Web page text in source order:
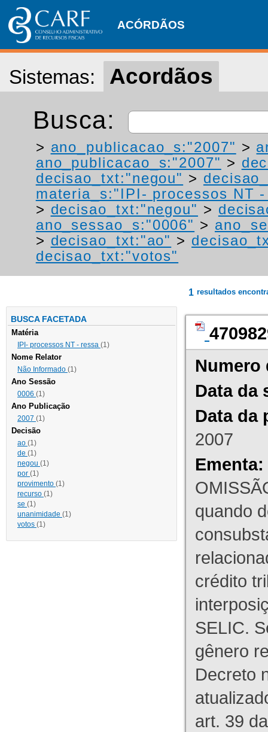
ACÓRDÃOS
Sistemas: Acordãos
Busca:
> ano_publicacao_s:"2007" >
ano_publicacao_s:"2007" >
decisao_txt:"negou" >
materia_s:"IPI- processos NT
> decisao_txt:"negou" >
ano_sessao_s:"0006" >
> decisao_txt:"ao" >
decisao_txt:"votos"
BUSCA FACETADA
Matéria
IPI- processos NT - ressa (1)
Nome Relator
Não Informado (1)
Ano Sessão
0006 (1)
Ano Publicação
2007 (1)
Decisão
ao (1)
de (1)
negou (1)
por (1)
provimento (1)
recurso (1)
se (1)
unanimidade (1)
votos (1)
1 resultados
Numero
Data da
Data da
2007
Ementa:
quando
crédito
SELIC.
gênero
Decreto
art. 39